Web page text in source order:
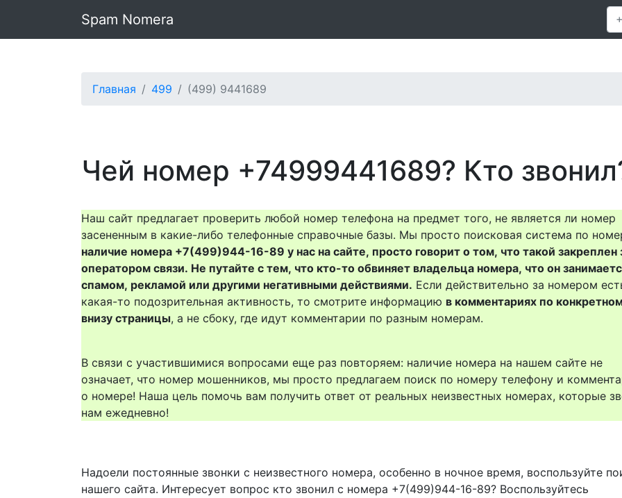
Spam Nomera
Главная 499 (499) 9441689
Чей номер +74999441689? Кто
Наш сайт предлагает проверить любой номер телефона на предмет того, не является ли номер
засененным в какие-либо телефонные справочные базы. Мы просто поисковая система по
наличие номера +7(499)944-16-89 у нас на сайте, просто говорит о том, что такой закреплен
оператором связи. Не путайте с тем, что кто-то обвиняет владельца номера, что он
спамом, рекламой или другими негативными действиями. Если действительно за номером
какая-то подозрительная активность, то смотрите информацию в комментариях по
внизу страницы, а не сбоку, где идут комментарии по разным номерам.
В связи с участившимися вопросами еще раз повторяем: наличие номера на нашем сайте не
означает, что номер мошенников, мы просто предлагаем поиск по номеру телефону и
о номере! Наша цель помочь вам получить ответ от реальных неизвестных номерах, которые
нам ежедневно!
Надоели постоянные звонки с неизвестного номера, особенно в ночное время, воспользуйте
нашего сайта. Интересует вопрос кто звонил с номера +7(499)944-16-89? Воспользуйтесь